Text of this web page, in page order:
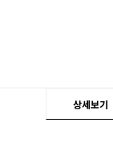
상세보기